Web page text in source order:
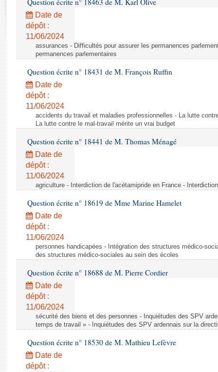
Rapports d'enquête
Rapports législatifs
Rapports sur l'application des lois
Baromètre de l’application des lois
Budget et sécurité sociale
Questions écrites et orales
Comptes rendus des débats
Question écrite n° 18463 de M. Karl Olive
Date de
dépôt :
11/06/2024
assurances - Difficultés pour assurer les permanences
permanences parlementaires
Question écrite n° 18431 de M. François Ruffin
Date de
dépôt :
11/06/2024
accidents du travail et maladies professionnelles - La lutte
La lutte contre le mal-travail mérite un vrai budget
Question écrite n° 18441 de M. Thomas Ménagé
Date de
dépôt :
11/06/2024
agriculture - Interdiction de l'acétamipride en France -
Question écrite n° 18619 de Mme Marine Hamelet
Date de
dépôt :
11/06/2024
personnes handicapées - Intégration des structures médico-
des structures médico-sociales au sein des écoles
Question écrite n° 18688 de M. Pierre Cordier
Date de
dépôt :
11/06/2024
sécurité des biens et des personnes - Inquiétudes des SPV
temps de travail » - Inquiétudes des SPV ardennais sur la
Question écrite n° 18530 de M. Mathieu Lefèvre
Date de
dépôt :